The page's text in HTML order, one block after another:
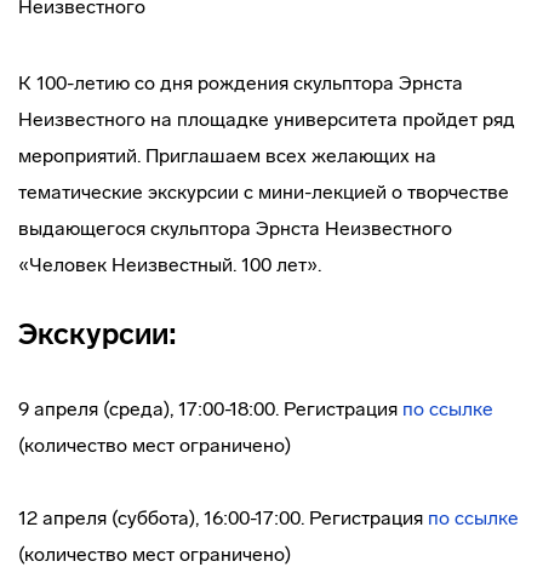
К 100-летию со дня рождения скульптора Эрнста
Неизвестного на площадке университета пройдет ряд
мероприятий. Приглашаем всех желающих на
тематические экскурсии с мини-лекцией о творчестве
выдающегося скульптора Эрнста Неизвестного
«Человек Неизвестный. 100 лет».
Экскурсии:
9 апреля (среда), 17:00-18:00. Регистрация по ссылке
(количество мест ограничено)
12 апреля (суббота), 16:00-17:00. Регистрация по ссылке
(количество мест ограничено)